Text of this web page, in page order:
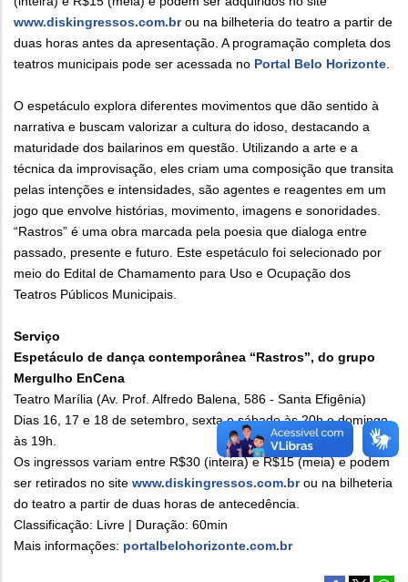
www.diskingressos.com.brou na bilheteria do teatro a partir de
duas horas antes da apresentação. A programação completa dos
teatros municipais pode ser acessada no Portal Belo Horizonte.
O espetáculo explora diferentes movimentos que dão sentido à
narrativa e buscam valorizar a cultura do idoso, destacando a
maturidade dos bailarinos em questão. Utilizando a arte e a
técnica da improvisação, eles criam uma composição que transita
pelas intenções e intensidades, são agentes e reagentes em um
jogo que envolve histórias, movimento, imagens e sonoridades.
“Rastros” é uma obra marcada pela poesia que dialoga entre
passado, presente e futuro. Este espetáculo foi selecionado por
meio do Edital de Chamamento para Uso e Ocupação dos
Teatros Públicos Municipais.
Serviço
Espetáculo de dança contemporânea “Rastros”, do grupo
Mergulho EnCena
Teatro Marília (Av. Prof. Alfredo Balena, 586 - Santa Efigênia)
Dias 16, 17 e 18 de setembro, sexta e sábado às 20h e domingo
às 19h.
Os ingressos variam entre R$30 (inteira) e R$15 (meia) e podem
ser retirados no site www.diskingressos.com.brou na bilheteria
do teatro a partir de duas horas de antecedência.
Classificação: Livre | Duração: 60min
Mais informações: portalbelohorizonte.com.br